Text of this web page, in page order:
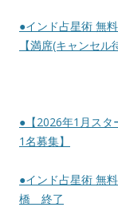
●インド占星術 無
【満席(キャンセル
●【2026年1月スタ
1名募集】
●インド占星術 無
橋 終了